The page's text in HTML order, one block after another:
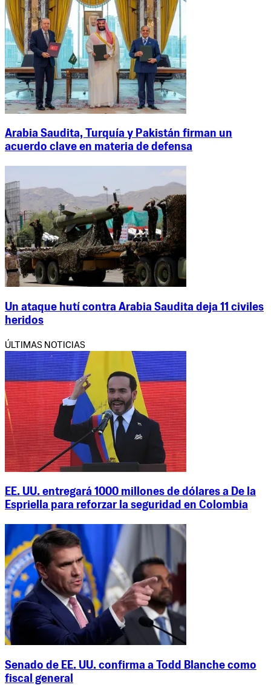
Arabia Saudita, Turquía y Pakistán firman un
acuerdo clave en materia de defensa
Un ataque hutí contra Arabia Saudita deja 11 civiles
heridos
ÚLTIMAS NOTICIAS
EE. UU. entregará 1000 millones de dólares a De la
Espriella para reforzar la seguridad en Colombia
Senado de EE. UU. confirma a Todd Blanche como
fiscal general